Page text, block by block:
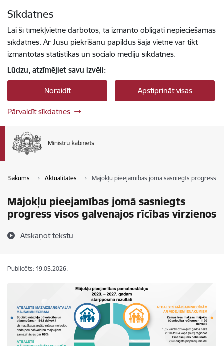
Sīkdatnes
Lai šī tīmekļvietne darbotos, tā izmanto obligāti nepieciešamās
sīkdatnes. Ar Jūsu piekrišanu papildus šajā vietnē var tikt
izmantotas statistikas un sociālo mediju sīkdatnes.
Lūdzu, atzīmējiet savu izvēli:
Noraidīt Apstiprināt visas
Pārvaldīt sīkdatnes
Sākums Aktualitātes Mājokļu pieejamības jomā sasniegts progress
Mājokļu pieejamības jomā sasniegts
progress visos galvenajos rīcības virzienos
Atskaņot tekstu
Publicēts: 19.05.2026.